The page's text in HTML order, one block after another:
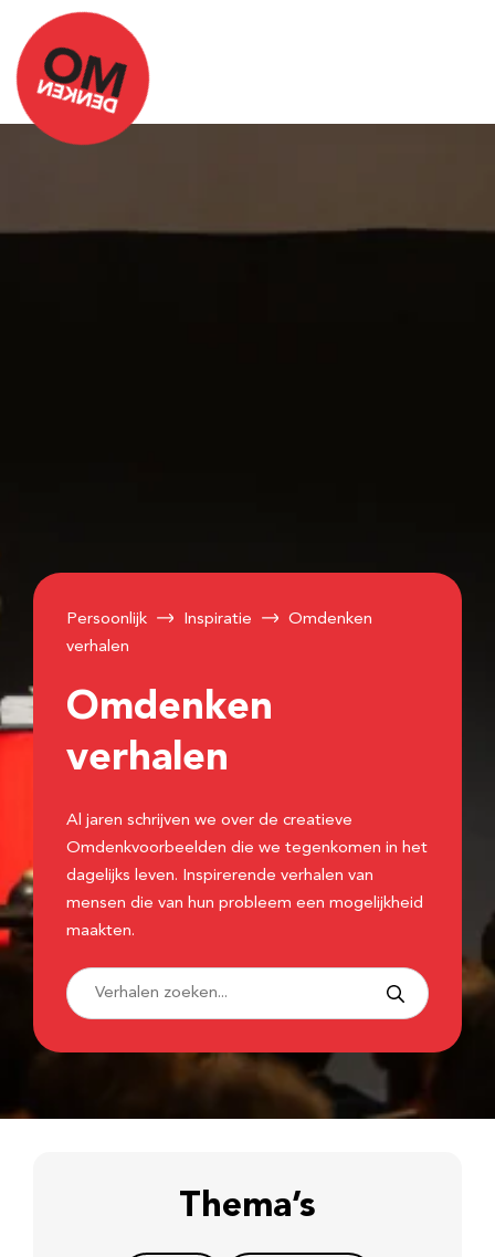
Persoonlijk Inspiratie
Omdenken
verhalen
Omdenken
verhalen
Al jaren schrijven we over de creatieve
Omdenkvoorbeelden die we tegenkomen in het
dagelijks leven. Inspirerende verhalen van
mensen die van hun probleem een mogelijkheid
maakten.
Thema’s